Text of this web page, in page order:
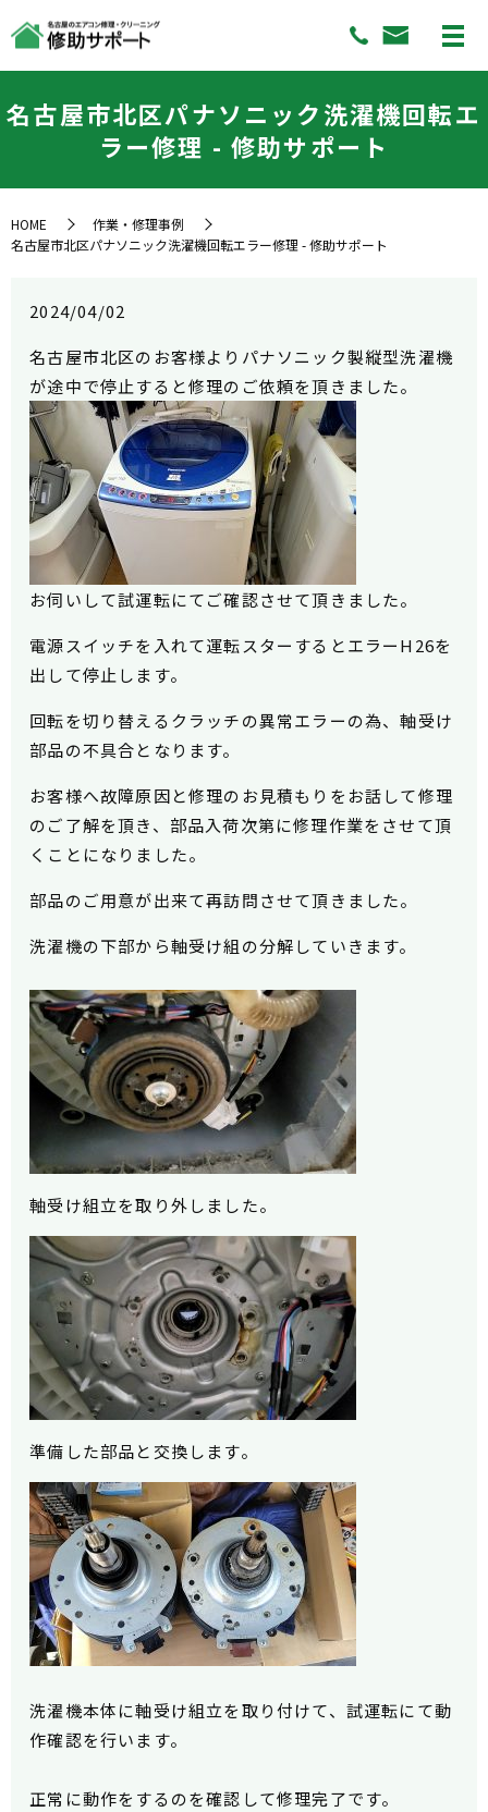
名古屋市北区パナソニック洗濯機回転エ
ラー修理 - 修助サポート
HOME
作業・修理事例
名古屋市北区パナソニック洗濯機回転エラー修理 - 修助サポート
2024/04/02
名古屋市北区のお客様よりパナソニック製縦型洗濯機
が途中で停止すると修理のご依頼を頂きました。
お伺いして試運転にてご確認させて頂きました。
電源スイッチを入れて運転スターするとエラーH26を
出して停止します。
回転を切り替えるクラッチの異常エラーの為、軸受け
部品の不具合となります。
お客様へ故障原因と修理のお見積もりをお話して修理
のご了解を頂き、部品入荷次第に修理作業をさせて頂
くことになりました。
部品のご用意が出来て再訪問させて頂きました。
洗濯機の下部から軸受け組の分解していきます。
軸受け組立を取り外しました。
準備した部品と交換します。
洗濯機本体に軸受け組立を取り付けて、試運転にて動
作確認を行います。
正常に動作をするのを確認して修理完了です。